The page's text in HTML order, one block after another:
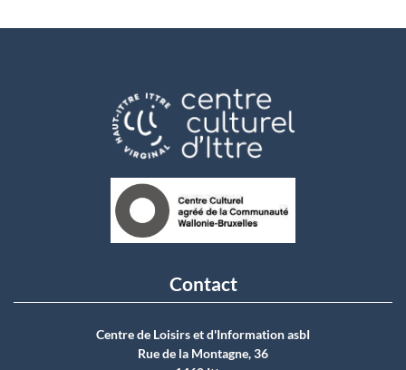
Contact
Centre de Loisirs et d'Information asbI
Rue de la Montagne, 36